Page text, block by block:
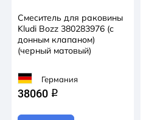
Смеситель для раковины
Kludi Bozz 380283976 (с
донным клапаном)
(черный матовый)
Германия
38060 q